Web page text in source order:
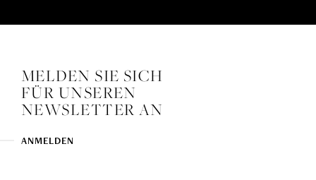
MELDEN SIE SICH
FÜR UNSEREN
NEWSLETTER AN
ANMELDEN